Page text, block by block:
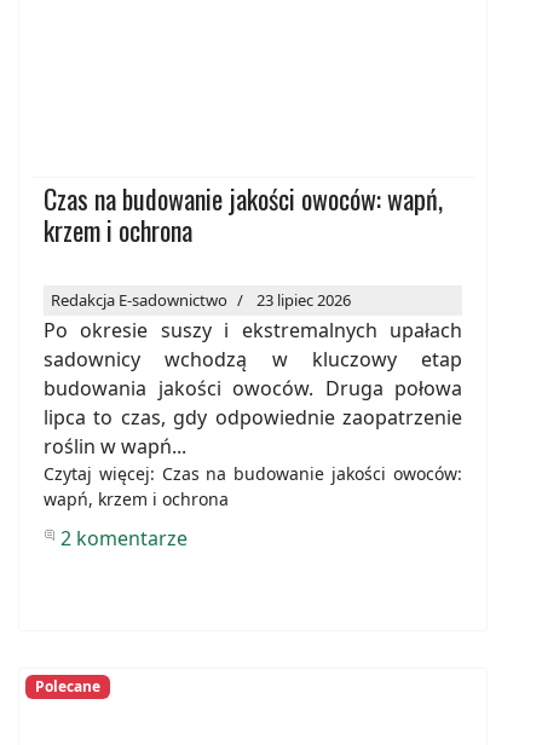
Czas na budowanie jakości owoców: wapń,
krzem i ochrona
Redakcja E-sadownictwo 23 lipiec 2026
Po okresie suszy i ekstremalnych upałach
sadownicy wchodzą w kluczowy etap
budowania jakości owoców. Druga połowa
lipca to czas, gdy odpowiednie zaopatrzenie
roślin w wapń...
Czytaj więcej: Czas na budowanie jakości owoców:
wapń, krzem i ochrona
2 komentarze
Polecane